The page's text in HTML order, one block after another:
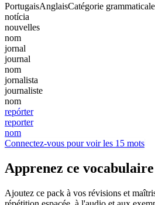
PortugaisAnglaisCatégorie grammaticale
notícia
nouvelles
nom
jornal
journal
nom
jornalista
journaliste
nom
repórter
reporter
nom
Connectez-vous pour voir les 15 mots
Apprenez ce
Ajoutez ce pack à vos révisions et